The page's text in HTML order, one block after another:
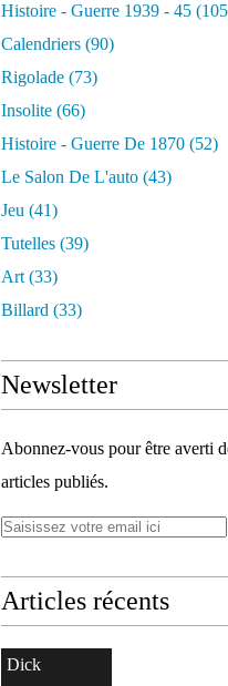
Histoire - Guerre 1939 - 45
Calendriers (90)
Rigolade (73)
Insolite (66)
Histoire - Guerre De 1870 (52)
Le Salon De L'auto (43)
Jeu (41)
Tutelles (39)
Art (33)
Billard (33)
Newsletter
Abonnez-vous pour être averti
articles publiés.
Articles récents
Dick